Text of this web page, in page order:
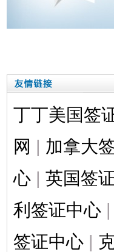
丁丁美国签
网 | 加拿大
心 | 英国签
利签证中心 |
签证中心 |